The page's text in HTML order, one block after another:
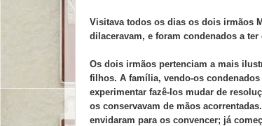
Visitava todos os dias os dois irmãos
dilaceravam, e foram condenados a ter
Os dois irmãos pertenciam a mais
filhos. A família, vendo-os
experimentar fazê-los mudar de
os conservavam de mãos
envidaram para os convencer; já